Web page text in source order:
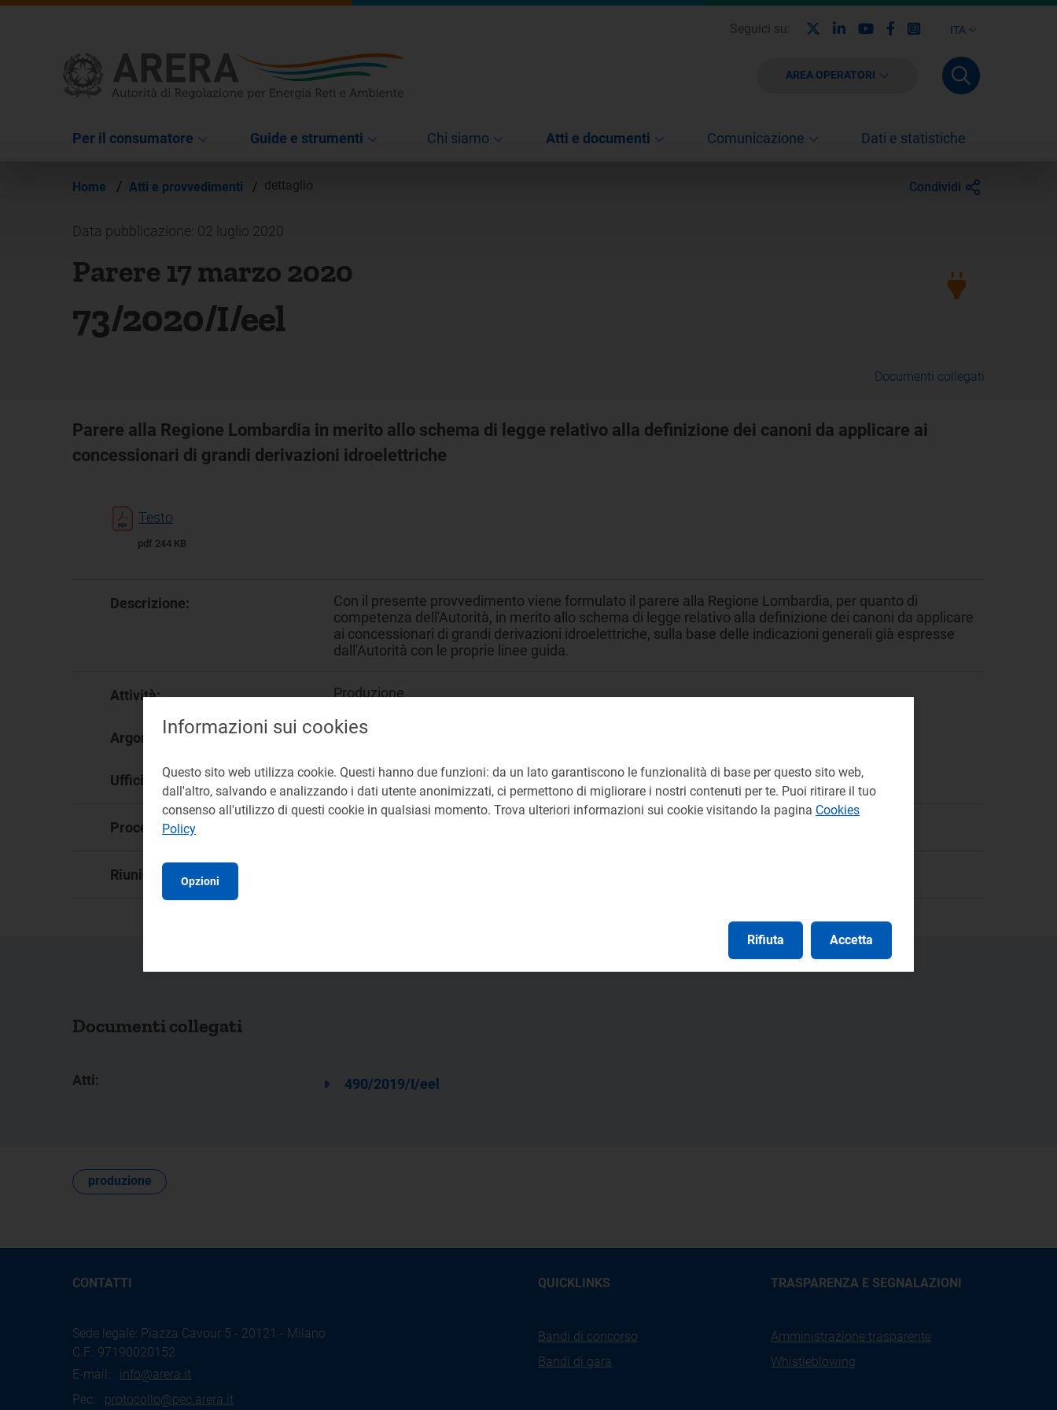
ITA
Seguici su: LinkedinYoutubeFacebook
Instagram
AREA OPERATORI
Per il consumatore Guide e strumenti Chi siamo Atti e documenti Comunicazione Dati e statistiche
Home / Atti e provvedimenti / dettaglio Condividi
Data pubblicazione: 02 luglio 2020
Parere 17 marzo 2020
73/2020/I/eel
Documenti collegati
Parere alla Regione Lombardia in merito allo schema di legge relativo alla definizione dei canoni da applicare ai
concessionari di grandi derivazioni idroelettriche
Testo
pdf 244 KB
Descrizione:
Con il presente provvedimento viene formulato il parere alla Regione Lombardia, per quanto di
competenza dell'Autorità, in merito allo schema di legge relativo alla definizione dei canoni da applicare
ai concessionari di grandi derivazioni idroelettriche, sulla base delle indicazioni generali già espresse
dall'Autorità con le proprie linee guida.
Attività: Produzione
Argomento: Grandi concessioni idroelettriche
Ufficio responsabile: DMEA Direzione Mercati Energia all'Ingrosso e Sostenibilità Ambientale
Procedimento:
Riunione:
Documenti collegati
Atti: 490/2019/I/eel
produzione
CONTATTI
Sede legale: Piazza Cavour 5 - 20121 - Milano
C.F.: 97190020152
E-mail: info@arera.it
Pec: protocollo@pec.arera.it
QUICKLINKS
Bandi di concorso
Bandi di gara
TRASPARENZA E SEGNALAZIONI
Amministrazione trasparente
Whistleblowing
Informazioni sui cookies
Questo sito web utilizza cookie. Questi hanno due funzioni: da un lato garantiscono le funzionalità di base per questo sito web,
dall'altro, salvando e analizzando i dati utente anonimizzati, ci permettono di migliorare i nostri contenuti per te. Puoi ritirare il tuo
consenso all'utilizzo di questi cookie in qualsiasi momento. Trova ulteriori informazioni sui cookie visitando la pagina Cookies
Policy
Opzioni
Rifiuta Accetta